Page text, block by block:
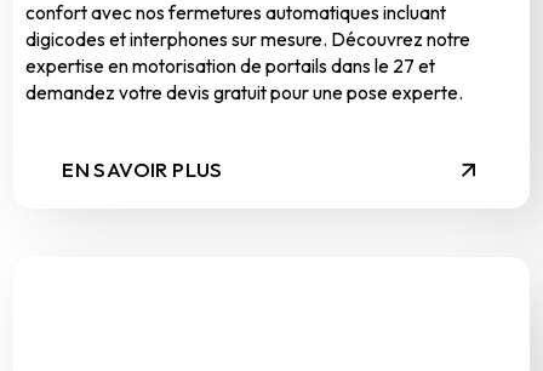
confort avec nos fermetures automatiques incluant
digicodes et interphones sur mesure. Découvrez notre
expertise en motorisation de portails dans le 27 et
demandez votre devis gratuit pour une pose experte.
EN SAVOIR PLUS